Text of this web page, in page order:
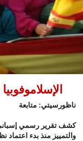
الإسلاموفوبيا تقفز
ناظورسيتي: متابعة
كشف تقرير رسمي